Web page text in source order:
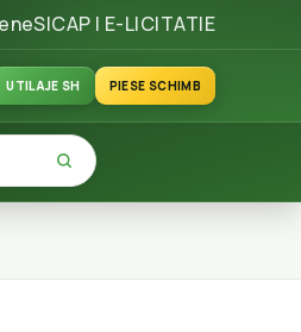
SICAP | E-LICITATIE
UTILAJE SH PIESE SCHIMB